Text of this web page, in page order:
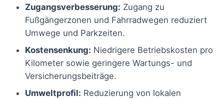
Zugangsverbesserung: Zugang zu
Fußgängerzonen und Fahrradwegen reduziert
Umwege und Parkzeiten.
Kostensenkung: Niedrigere Betriebskosten pro
Kilometer sowie geringere Wartungs- und
Versicherungsbeiträge.
Umweltprofil: Reduzierung von lokalen